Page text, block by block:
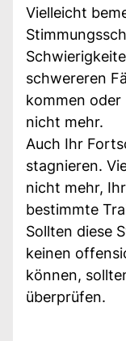
Vielleicht
schwereren
kommen oder
nicht mehr.
Auch Ihr
stagnieren.
nicht mehr,
bestimmte
Sollten diese
keinen
können,
überprüfen.